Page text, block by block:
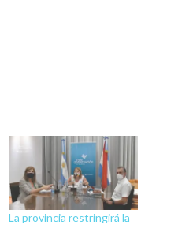
La provincia restringirá la